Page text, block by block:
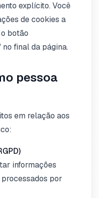
explícito. Você
de cookies a
botão
final da página.
pessoa
em relação aos
informações
por